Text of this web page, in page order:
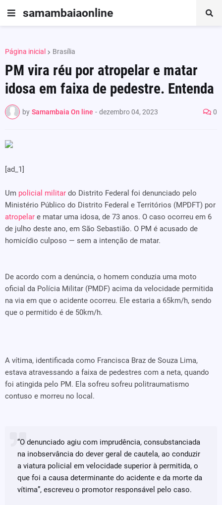
samambaiaonline
Página inicial Brasília
PM vira réu por atropelar e matar
idosa em faixa de pedestre. Entenda
by Samambaia On line - dezembro 04, 2023 0
[ad_1]
Um policial militar do Distrito Federal foi denunciado pelo
Ministério Público do Distrito Federal e Territórios (MPDFT) por
atropelar e matar uma idosa, de 73 anos. O caso ocorreu em 6
de julho deste ano, em São Sebastião. O PM é acusado de
homicídio culposo — sem a intenção de matar.
De acordo com a denúncia, o homem conduzia uma moto
oficial da Polícia Militar (PMDF) acima da velocidade permitida
na via em que o acidente ocorreu. Ele estaria a 65km/h, sendo
que o permitido é de 50km/h.
A vítima, identificada como Francisca Braz de Souza Lima,
estava atravessando a faixa de pedestres com a neta, quando
foi atingida pelo PM. Ela sofreu sofreu politraumatismo
contuso e morreu no local.
“O denunciado agiu com imprudência, consubstanciada
na inobservância do dever geral de cautela, ao conduzir
a viatura policial em velocidade superior à permitida, o
que foi a causa determinante do acidente e da morte da
vítima”, escreveu o promotor responsável pelo caso.